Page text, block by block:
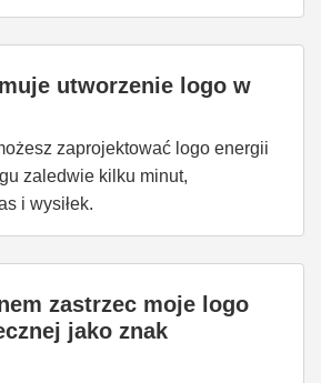
utworzenie logo w
zaprojektować logo energii
zaledwie kilku minut,
i wysiłek.
zastrzec moje logo
jako znak